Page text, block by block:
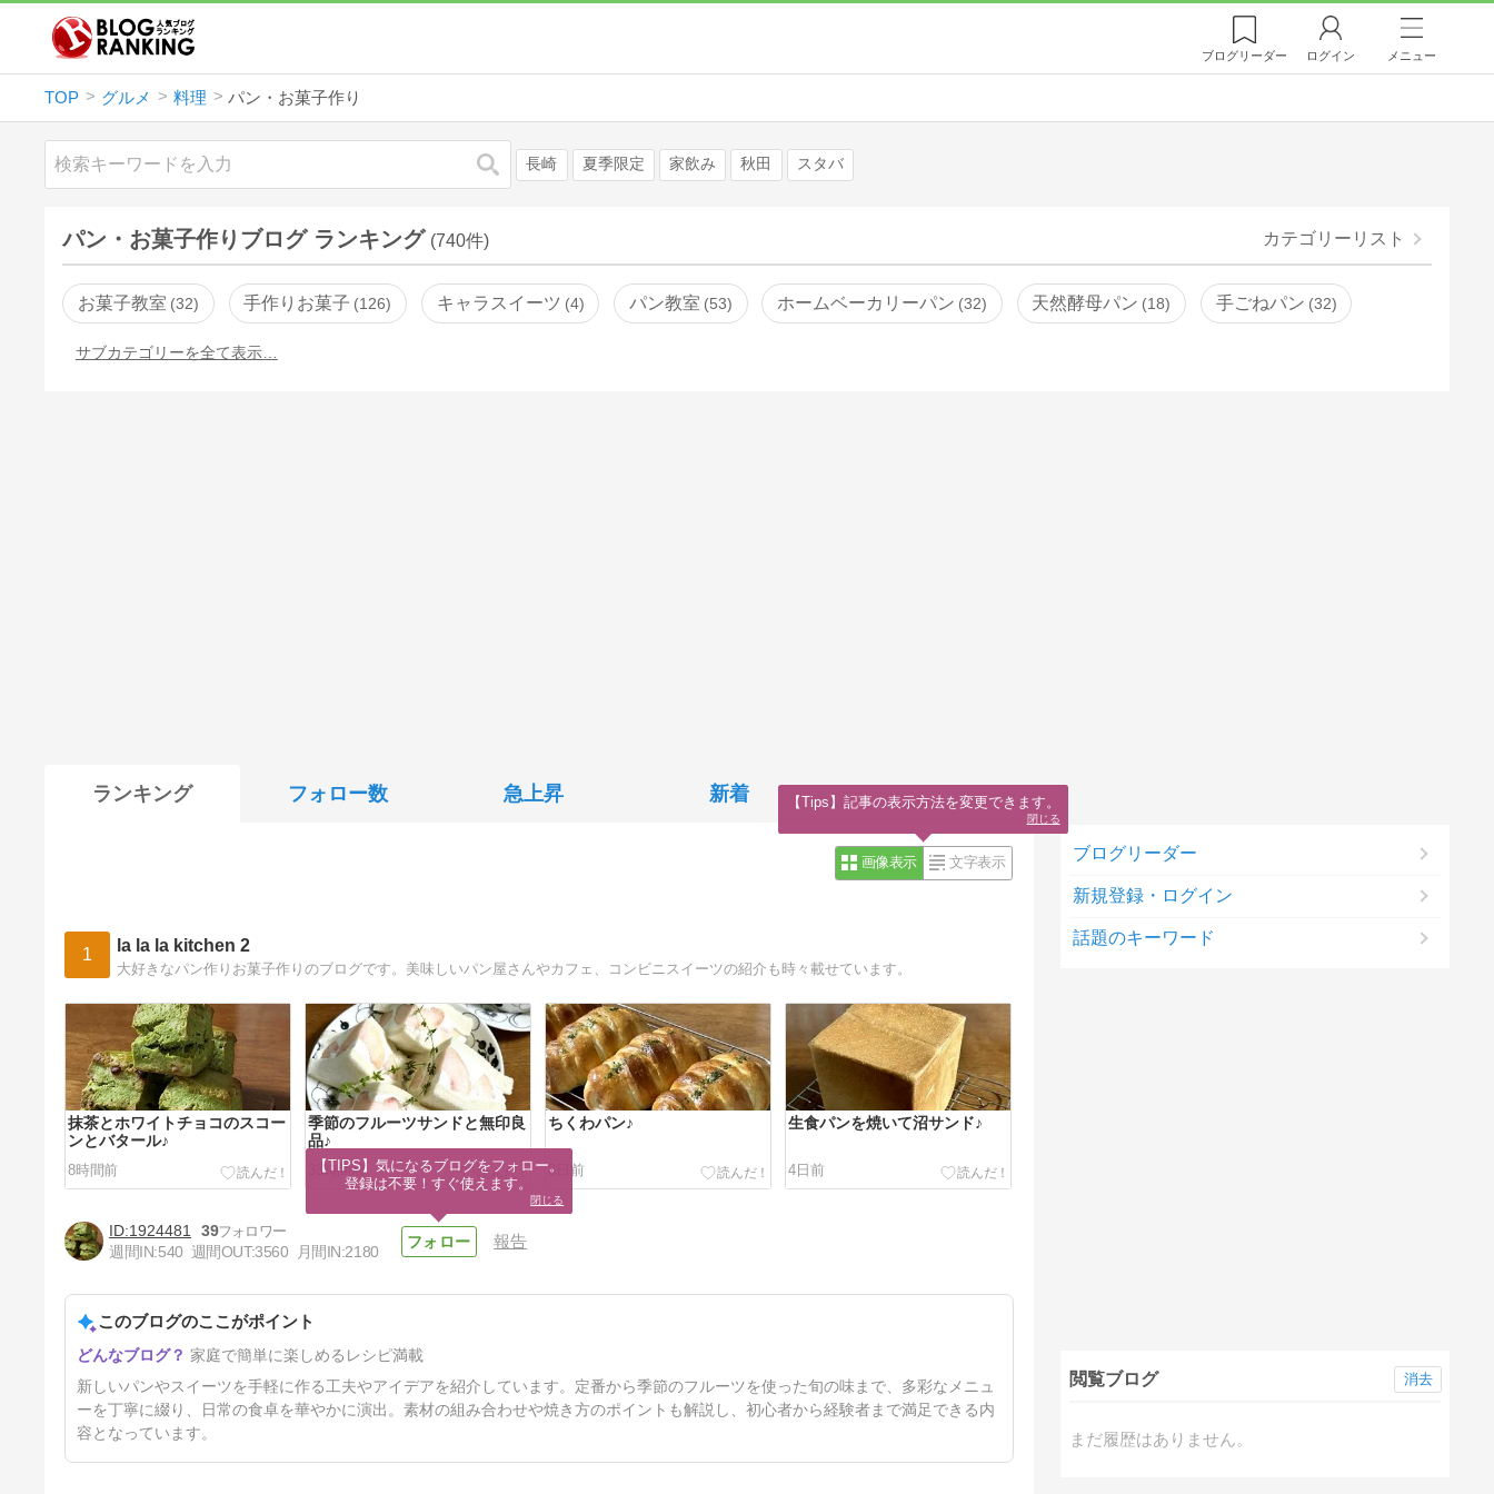
ブログリーダー ログイン メニュー
TOP グルメ 料理 パン・お菓子作り
検索 長崎 夏季限定 家飲み 秋田 スタバ
パン・お菓子作りブログ ランキング (740件) カテゴリーリスト
お菓子教室 32 手作りお菓子 126 キャラスイーツ 4 パン教室 53 ホームベーカリーパン 32 天然酵母パン 18 手ごねパン 32
サブカテゴリーを全て表示…
ランキング フォロー数 急上昇 新着
画像表示 文字表示
1 la la la kitchen 2
大好きなパン作りお菓子作りのブログです。美味しいパン屋さんやカフェ、コンビニスイーツの紹介も時々載せています。
抹茶とホワイトチョコのスコー
ンとバタール♪
8時間前
季節のフルーツサンドと無印良
品♪
33時間前
ちくわパン♪
3日前
生食パンを焼いて沼サンド♪
4日前
連日焼いた抹茶のシフォンケー
キ♪
5日前
1924481
39
週間IN:540 週間OUT:3560 月間IN:2180
報告
このブログのここがポイント
家庭で簡単に楽しめるレシピ満載
新しいパンやスイーツを手軽に作る工夫やアイデアを紹介しています。定番から季節のフルーツを使った旬の味まで、多彩なメニュ
ーを丁寧に綴り、日常の食卓を華やかに演出。素材の組み合わせや焼き方のポイントも解説し、初心者から経験者まで満足できる内
容となっています。
ブログリーダー
新規登録・ログイン
話題のキーワード
閲覧ブログ
まだ履歴はありません。
消去
【TIPS】気になるブログをフォロー。
登録は不要！すぐ使えます。
閉じる
【Tips】記事の表示方法を変更できます。
閉じる